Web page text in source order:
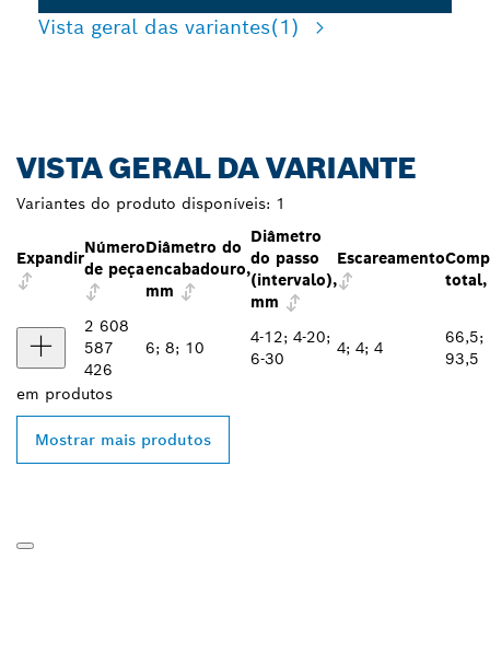
Vista geral das variantes(1)
VISTA GERAL DA VARIANTE
Variantes do produto disponíveis: 1
Expandir
Número
de peça
Diâmetro do
encabadouro,
mm
Diâmetro
do passo
(intervalo),
mm
Escareamento
total,
2 608
587
426
6; 8; 10
4-12; 4-20;
6-30
4; 4; 4
66,5;
93,5
em produtos
Mostrar mais produtos